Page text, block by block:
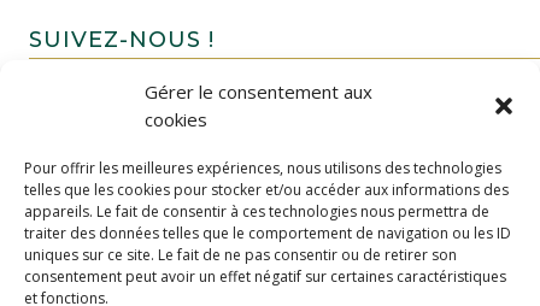
Gérer le consentement aux
cookies
Pour offrir les meilleures expériences, nous utilisons des technologies
telles que les cookies pour stocker et/ou accéder aux informations des
appareils. Le fait de consentir à ces technologies nous permettra de
traiter des données telles que le comportement de navigation ou les ID
uniques sur ce site. Le fait de ne pas consentir ou de retirer son
consentement peut avoir un effet négatif sur certaines caractéristiques
et fonctions.
SUIVEZ-NOUS !
FAIRE UN DON